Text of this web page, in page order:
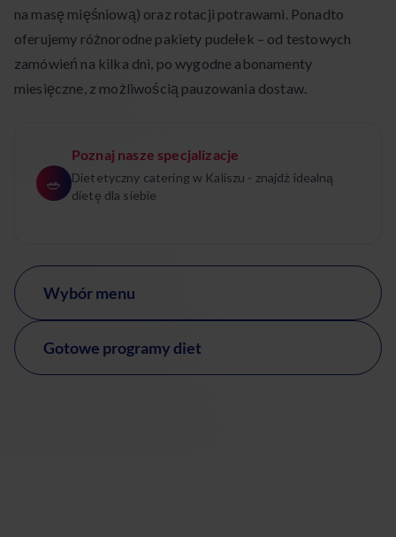
na masę mięśniową) oraz rotacji potrawami. Ponadto
oferujemy różnorodne pakiety pudełek – od testowych
zamówień na kilka dni, po wygodne abonamenty
miesięczne, z możliwością pauzowania dostaw.
🥗
Poznaj nasze specjalizacje
Dietetyczny catering w Kaliszu - znajdź idealną
dietę dla siebie
Wybór menu
Gotowe programy diet